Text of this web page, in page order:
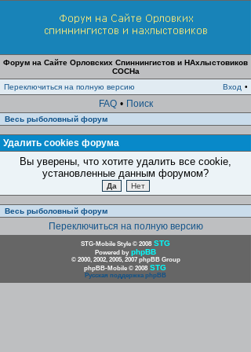
Форум на Сайте Орловских Спиннингистов и НАхлыстовиков
СОСНа
Переключиться на полную версию
Вход •
FAQ • Поиск
Весь рыболовный форум
Удалить cookies форума
Вы уверены, что хотите удалить все cookie,
установленные данным форумом?
Весь рыболовный форум
Переключиться на полную версию
STG-Mobile Style © 2008 STG
Powered by phpBB
© 2000, 2002, 2005, 2007 phpBB Group
phpBB-Mobile © 2008 STG
Русская поддержка phpBB